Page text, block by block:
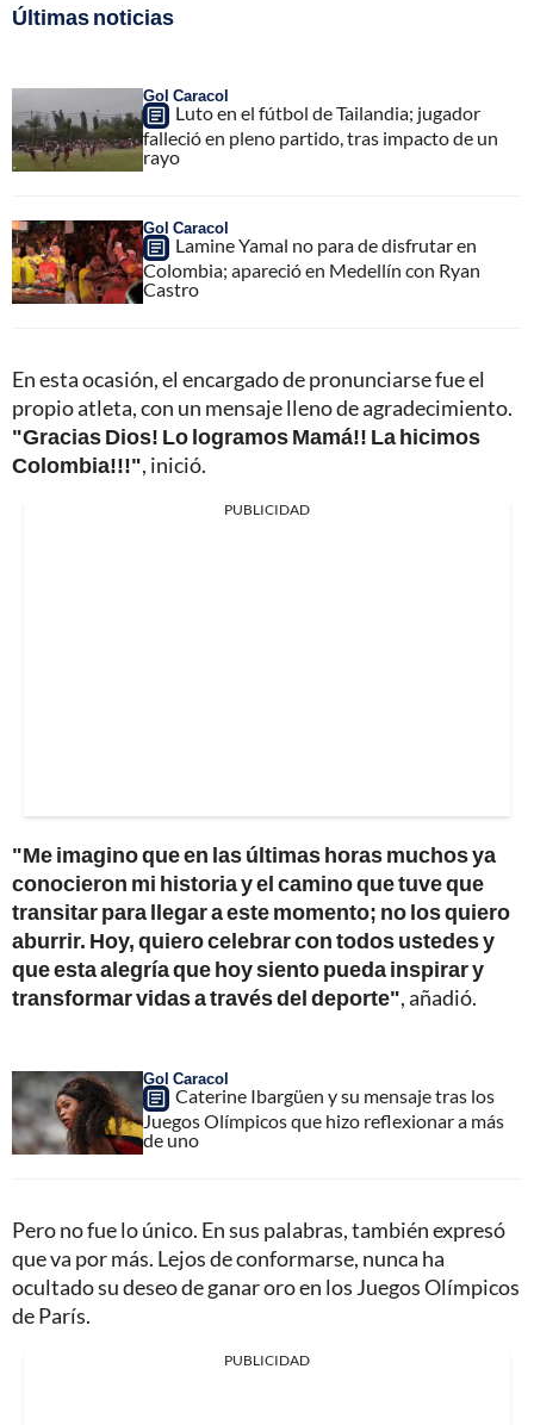
Últimas noticias
Gol Caracol
Luto en el fútbol de Tailandia; jugador
falleció en pleno partido, tras impacto de un
rayo
Gol Caracol
Lamine Yamal no para de disfrutar en
Colombia; apareció en Medellín con Ryan
Castro
En esta ocasión, el encargado de pronunciarse fue el
propio atleta, con un mensaje lleno de agradecimiento.
"Gracias Dios! Lo logramos Mamá!! La hicimos
Colombia!!!", inició.
PUBLICIDAD
"Me imagino que en las últimas horas muchos ya
conocieron mi historia y el camino que tuve que
transitar para llegar a este momento; no los quiero
aburrir. Hoy, quiero celebrar con todos ustedes y
que esta alegría que hoy siento pueda inspirar y
transformar vidas a través del deporte", añadió.
Gol Caracol
Caterine Ibargüen y su mensaje tras los
Juegos Olímpicos que hizo reflexionar a más
de uno
Pero no fue lo único. En sus palabras, también expresó
que va por más. Lejos de conformarse, nunca ha
ocultado su deseo de ganar oro en los Juegos Olímpicos
de París.
PUBLICIDAD